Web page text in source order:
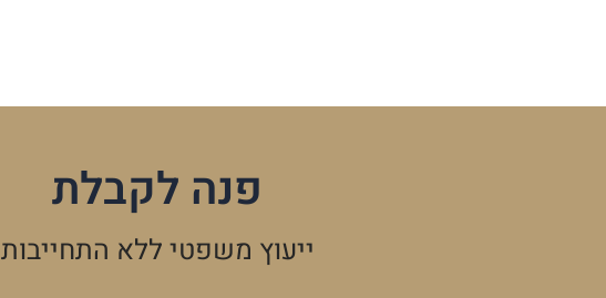
פנה לקבלת
ייעוץ משפטי ללא התחייבות